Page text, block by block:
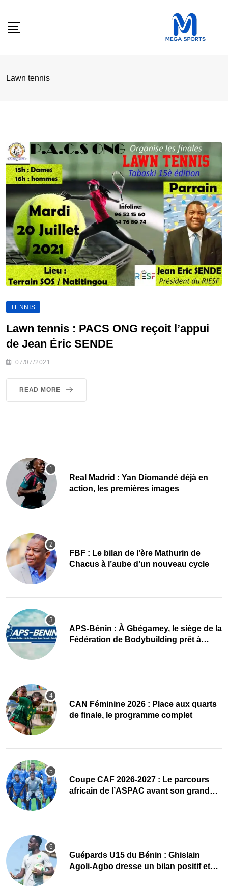
Lawn tennis
TENNIS
Lawn tennis : PACS ONG reçoit l’appui
de Jean Éric SENDE
07/07/2021
READ MORE
Real Madrid : Yan Diomandé déjà en
action, les premières images
FBF : Le bilan de l’ère Mathurin de
Chacus à l’aube d’un nouveau cycle
APS-Bénin : À Gbégamey, le siège de la
Fédération de Bodybuilding prêt à
CAN Féminine 2026 : Place aux quarts
de finale, le programme complet
Coupe CAF 2026-2027 : Le parcours
africain de l’ASPAC avant son grand
Guépards U15 du Bénin : Ghislain
Agoli-Agbo dresse un bilan positif et